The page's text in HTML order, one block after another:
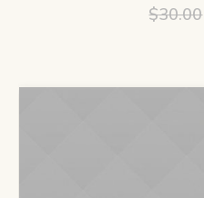
$30.00